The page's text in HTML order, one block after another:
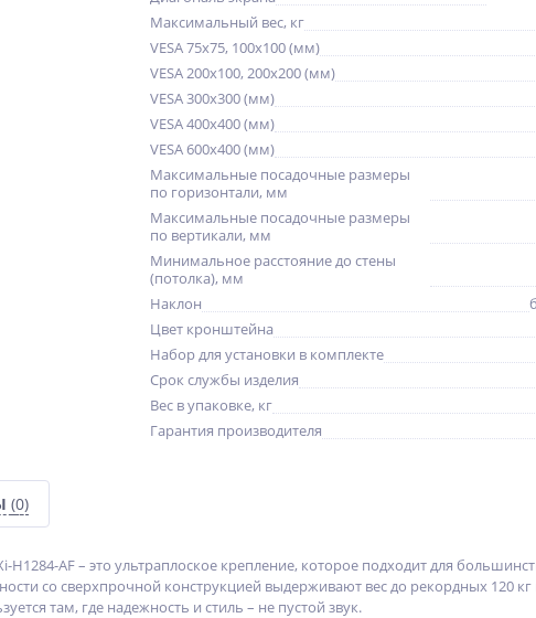
Максимальный вес, кг
VESA 75x75, 100x100 (мм)
VESA 200x100, 200x200 (мм)
VESA 300x300 (мм)
VESA 400x400 (мм)
VESA 600x400 (мм)
Максимальные посадочные размеры
по горизонтали, мм
Максимальные посадочные размеры
по вертикали, мм
Минимальное расстояние до стены
(потолка), мм
Наклон
Цвет кронштейна
Набор для установки в комплекте
Срок службы изделия
Вес в упаковке, кг
Гарантия производителя
(0)
AF – это ультраплоское крепление, которое подходит для
со сверхпрочной конструкцией выдерживают вес до рекордных 120
там, где надежность и стиль – не пустой звук.